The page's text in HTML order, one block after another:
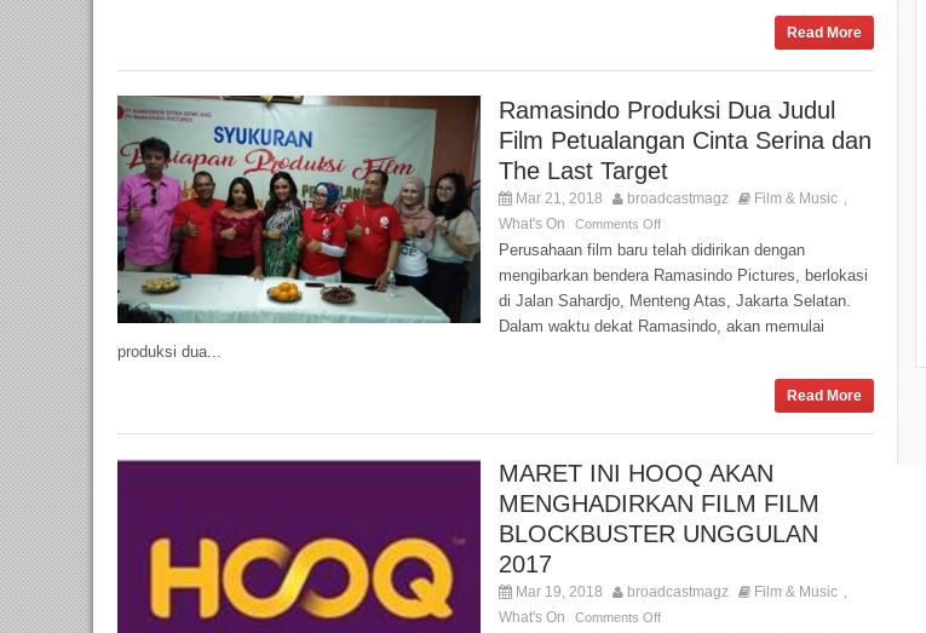
Read More
Ramasindo Produksi Dua Judul
Film Petualangan Cinta Serina dan
The Last Target
Mar 21, 2018 broadcastmagz Film & Music
What's On Comments Off
Perusahaan film baru telah didirikan dengan
mengibarkan bendera Ramasindo Pictures, berlokasi
di Jalan Sahardjo, Menteng Atas, Jakarta Selatan.
Dalam waktu dekat Ramasindo, akan memulai
produksi dua...
Read More
MARET INI HOOQ AKAN
MENGHADIRKAN FILM FILM
BLOCKBUSTER UNGGULAN
2017
Mar 19, 2018 broadcastmagz Film & Music
What's On Comments Off